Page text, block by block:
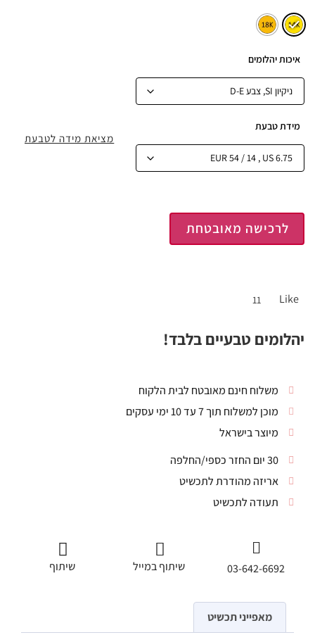
איכות יהלומים
מידת טבעת
לרכישה מאובטחת
Like
11
מציאת מידה לטבעת
יהלומים טבעיים בלבד!
משלוח חינם מאובטח לבית הלקוח
מוכן למשלוח תוך 7 עד 10 ימי עסקים
מיוצר בישראל
30 יום החזר כספי/החלפה
אריזה מהודרת לתכשיט
תעודה לתכשיט
03-642-6692 שיתוף במייל שיתוף
מאפייני תכשיט